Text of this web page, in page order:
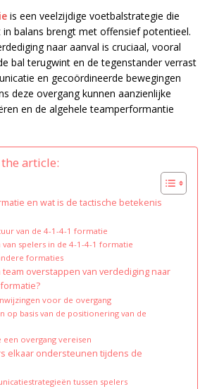
is een veelzijdige voetbalstrategie die
balans brengt met offensief potentieel.
naar aanval is cruciaal, vooral
bal terugwint en de tegenstander verrast
en gecoördineerde bewegingen
deze overgang kunnen aanzienlijke
en de algehele teamperformantie
article:
en wat is de tactische betekenis
van de 4-1-4-1 formatie
spelers in de 4-1-4-1 formatie
formaties
overstappen van verdediging naar
voor de overgang
op basis van de positionering van de
een overgang vereisen
elkaar ondersteunen tijdens de
tussen spelers